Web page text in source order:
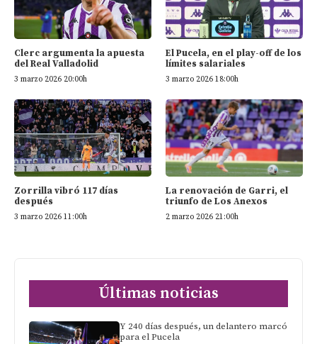
Clerc argumenta la apuesta
del Real Valladolid
3 marzo 2026 20:00h
El Pucela, en el play-off de los
límites salariales
3 marzo 2026 18:00h
Zorrilla vibró 117 días
después
3 marzo 2026 11:00h
La renovación de Garri, el
triunfo de Los Anexos
2 marzo 2026 21:00h
Últimas noticias
Y 240 días después, un delantero marcó
para el Pucela